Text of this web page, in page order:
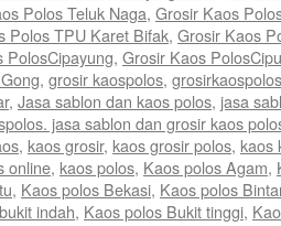
Polos Teluk Naga, Grosir Kaos
Polos TPU Karet Bifak, Grosir Kaos
PolosCipayung, Grosir Kaos
, grosir kaospolos, grosirkaospolos
, Jasa sablon dan kaos polos, jasa
jasa sablon dan grosir kaos
, kaos grosir, kaos grosir polos, kaos
online, kaos polos, Kaos polos Agam,
, Kaos polos Bekasi, Kaos polos
indah, Kaos polos Bukit tinggi,